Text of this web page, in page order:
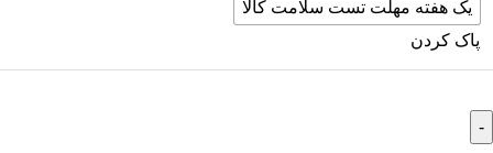
یک هفته مهلت تست سلامت کالا
پاک کردن